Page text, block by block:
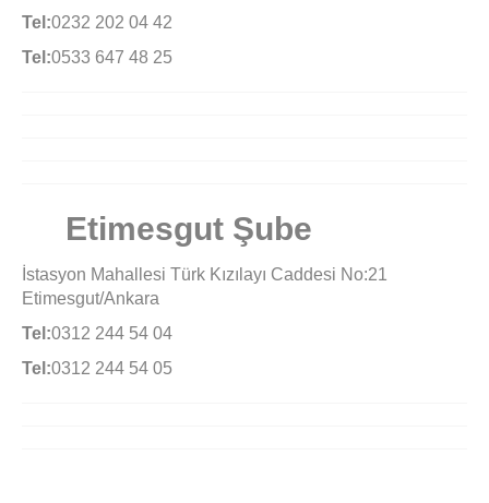
Tel:0232 202 04 42
Tel:0533 647 48 25
Etimesgut Şube
İstasyon Mahallesi Türk Kızılayı Caddesi No:21
Etimesgut/Ankara
Tel:0312 244 54 04
Tel:0312 244 54 05